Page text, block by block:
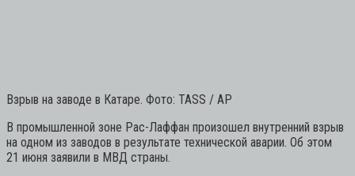
Взрыв на заводе в Катаре. Фото: TASS / AP
В промышленной зоне Рас-Лаффан произошел внутренний взрыв
на одном из заводов в результате технической аварии. Об этом
21 июня заявили в МВД страны.